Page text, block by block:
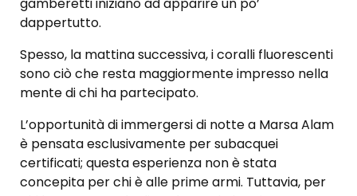
dappertutto.
Spesso, la mattina successiva, i coralli fluorescenti
sono ciò che resta maggiormente impresso nella
mente di chi ha partecipato.
L’opportunità di immergersi di notte a Marsa Alam
è pensata esclusivamente per subacquei
certificati; questa esperienza non è stata
concepita per chi è alle prime armi. Tuttavia, per